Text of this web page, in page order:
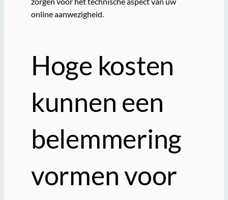
online aanwezigheid.
Hoge kosten
kunnen een
belemmering
vormen voor